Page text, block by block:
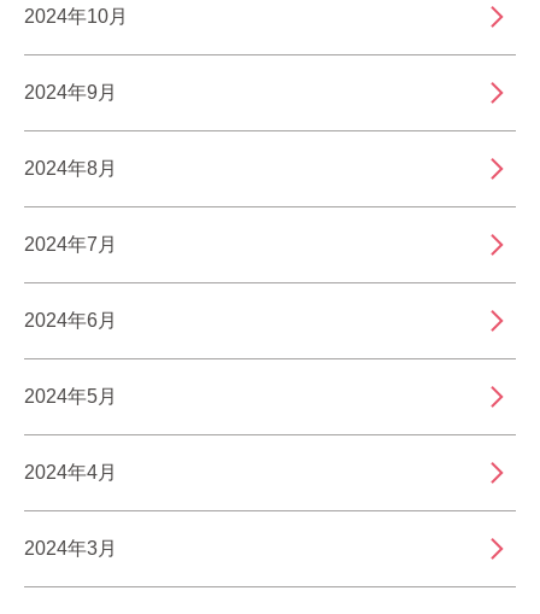
2024年10月
2024年9月
2024年8月
2024年7月
2024年6月
2024年5月
2024年4月
2024年3月